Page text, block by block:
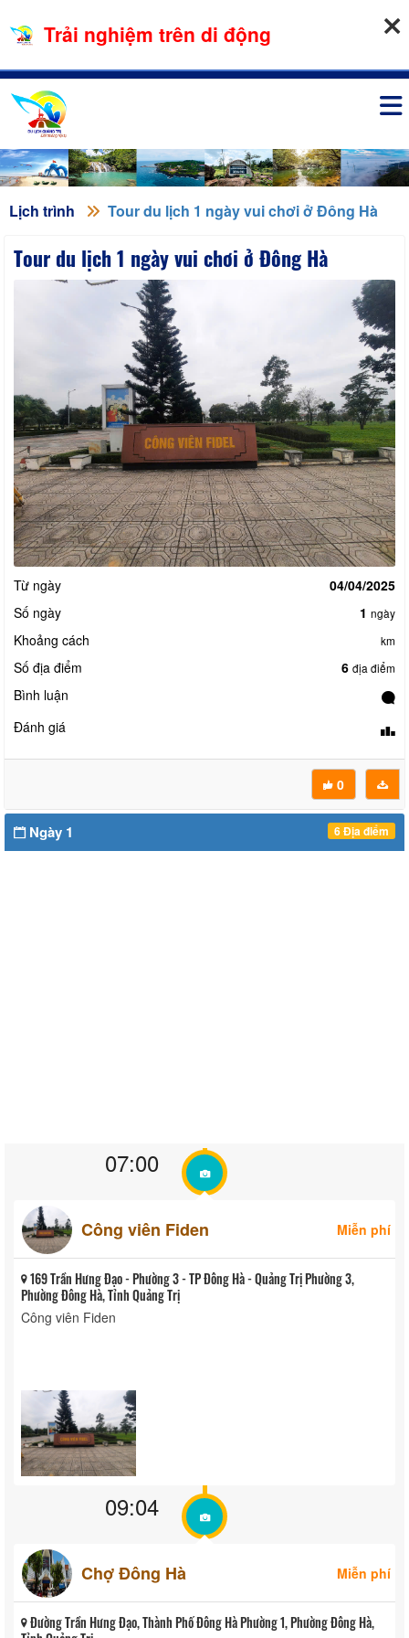
09-08-2026, 01:00:12
Lịch trình Tour du lịch 1 ngày vui chơi ở Đông Hà
Tour du lịch 1 ngày vui chơi ở Đông Hà
Từ ngày
04/04/2025
Số ngày
1 ngày
Khoảng cách km
Số địa điểm 6 địa điểm
Bình luận
Đánh giá
0
Ngày 1 6 Địa điểm
07:00
Công viên Fiden Miễn phí
169 Trần Hưng Đạo - Phường 3 - TP Đông Hà - Quảng Trị Phường 3,
Phường Đông Hà, Tỉnh Quảng Trị
Công viên Fiden
09:04
Chợ Đông Hà Miễn phí
Đường Trần Hưng Đạo, Thành Phố Đông Hà Phường 1, Phường Đông Hà,
Trải nghiệm trên di động